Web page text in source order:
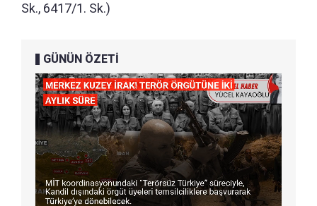
Sk., 6417/1. Sk.)
GÜNÜN ÖZETİ